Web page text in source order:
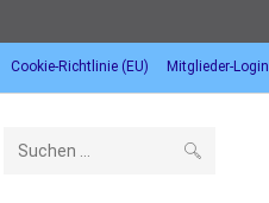
Cookie-Richtlinie (EU) Mitglieder-Login
Diese